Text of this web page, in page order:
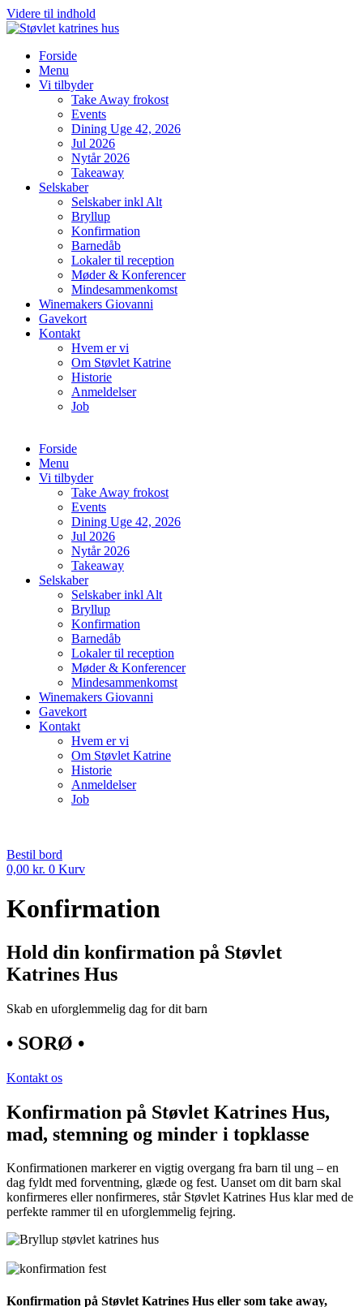
Videre til indhold
Forside
Menu
Vi tilbyder
Take Away frokost
Events
Dining Uge 42, 2026
Jul 2026
Nytår 2026
Takeaway
Selskaber
Selskaber inkl Alt
Bryllup
Konfirmation
Barnedåb
Lokaler til reception
Møder & Konferencer
Mindesammenkomst
Winemakers Giovanni
Gavekort
Kontakt
Hvem er vi
Om Støvlet Katrine
Historie
Anmeldelser
Job
Forside
Menu
Vi tilbyder
Take Away frokost
Events
Dining Uge 42, 2026
Jul 2026
Nytår 2026
Takeaway
Selskaber
Selskaber inkl Alt
Bryllup
Konfirmation
Barnedåb
Lokaler til reception
Møder & Konferencer
Mindesammenkomst
Winemakers Giovanni
Gavekort
Kontakt
Hvem er vi
Om Støvlet Katrine
Historie
Anmeldelser
Job
Bestil bord
0,00 kr. 0 Kurv
Konfirmation
Hold din konfirmation på Støvlet
Katrines Hus
Skab en uforglemmelig dag for dit barn
• SORØ •
Kontakt os
Konfirmation på Støvlet Katrines Hus,
mad, stemning og minder i topklasse
Konfirmationen markerer en vigtig overgang fra barn til ung – en
dag fyldt med forventning, glæde og fest. Uanset om dit barn skal
konfirmeres eller nonfirmeres, står Støvlet Katrines Hus klar med de
perfekte rammer til en uforglemmelig fejring.
Konfirmation på Støvlet Katrines Hus eller som take away,